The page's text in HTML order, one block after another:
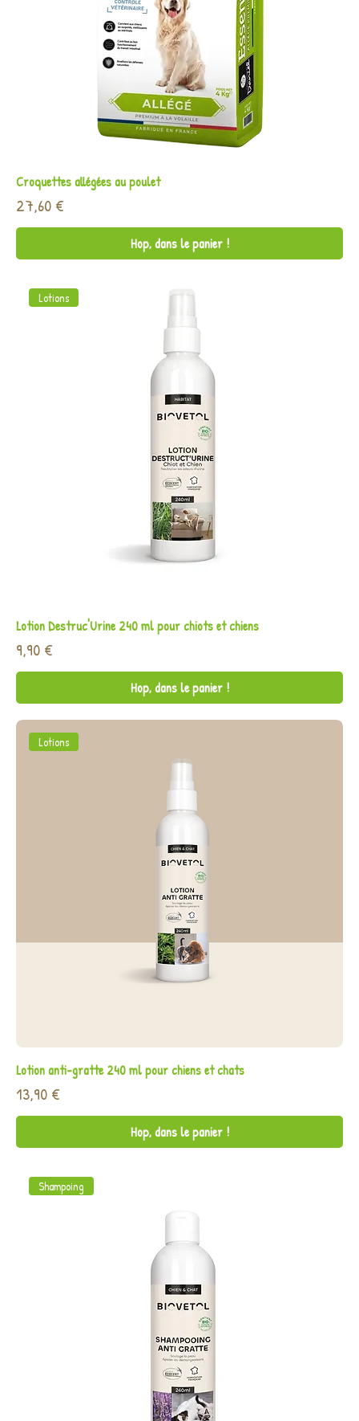
Croquettes allégées au poulet
Prix
27,60 €
Hop, dans le panier !
Lotions
Lotion Destruc'Urine 240 ml pour chiots et chiens
Prix
9,90 €
Hop, dans le panier !
Lotions
Lotion anti-gratte 240 ml pour chiens et chats
Prix
13,90 €
Hop, dans le panier !
Shampoing